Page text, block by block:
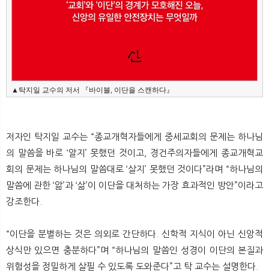
▲탁지일 교수의 저서 『바이블, 이단을 스캔하다』
저자인 탁지일 교수는 “종교개혁자들에게 중세교회의 문제는 하나님
의 말씀을 바로 ‘알지’ 못했던 것이고, 경건주의자들에게 종교개혁교
회의 문제는 하나님의 말씀대로 ‘살지’ 못했던 것이다”라며 “하나님의
말씀에 관한 ‘앎’과 ‘삶’이 이단을 대처하는 가장 효과적인 방안”이라고
강조한다.
“이단을 분별하는 것은 의외로 간단하다. 신학적 지식이 아닌 신앙적
상식만 있으면 충분하다”며 “하나님의 말씀인 성경이 이단의 본질과
위험성을 정밀하게 살필 수 있도록 도와준다”고 탁 교수는 설명한다.